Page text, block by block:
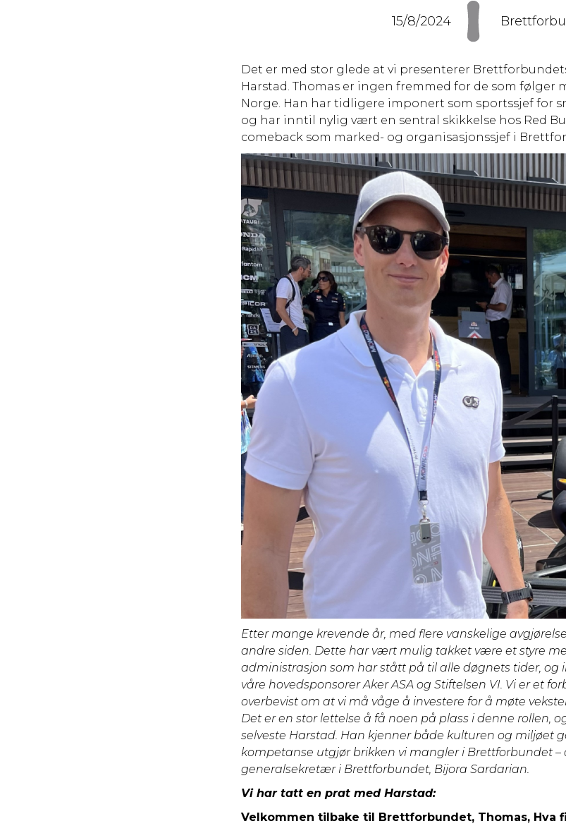
15/8/2024
Det er med stor glede at vi presenterer
Harstad. Thomas er ingen fremmed for de som følger
Norge. Han har tidligere imponert som sportssjef for
og har inntil nylig vært en sentral skikkelse hos Red
comeback som marked- og organisasjonssjef i
Etter mange krevende år, med flere vanskelige
andre siden. Dette har vært mulig takket være et styre
administrasjon som har stått på til alle døgnets tider, og
våre hovedsponsorer Aker ASA og Stiftelsen VI. Vi er et
overbevist om at vi må våge å investere for å møte
Det er en stor lettelse å få noen på plass i denne rollen,
selveste Harstad. Han kjenner både kulturen og miljøet
kompetanse utgjør brikken vi mangler i Brettforbundet –
generalsekretær i Brettforbundet, Bijora Sardarian.
Vi har tatt en prat med Harstad:
Velkommen tilbake til Brettforbundet, Thomas, Hva